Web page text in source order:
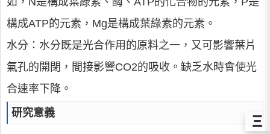
構成ATP的元素，Mg是構成葉綠素的元素。
水分：水分既是光合作用的原料之一，又可影響葉片
氣孔的開閉，間接影響CO2的吸收。缺乏水時會使光
合速率下降。
研究意義
Ξ